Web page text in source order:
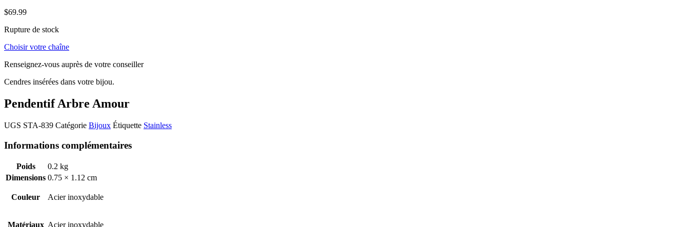
$69.99
Rupture de stock
Choisir votre chaîne
Renseignez-vous auprès de votre conseiller
Cendres insérées dans votre bijou.
Pendentif Arbre Amour
UGS STA-839 Catégorie Bijoux Étiquette Stainless
Informations complémentaires
Poids
0.2 kg
Dimensions 0.75 × 1.12 cm
Couleur Acier inoxydable
Matériaux Acier inoxydable